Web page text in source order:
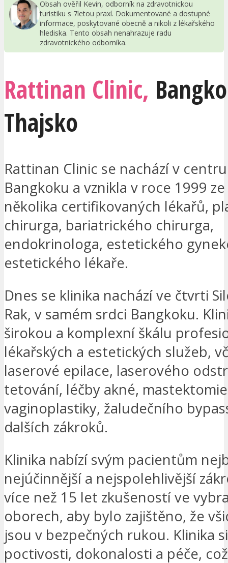
Obsah ověřil Kevin, odborník na zdravotnickou
turistiku s 7letou praxí. Dokumentované a dostupné
informace, poskytované obecně a nikoli z lékařského
hlediska. Tento obsah nenahrazuje radu
zdravotnického odborníka.
Rattinan Clinic,
Thajsko
Rattinan Clinic se nachází v
Bangkoku a vznikla v roce 1999
několika certifikovaných lékařů,
chirurga, bariatrického chirurga,
endokrinologa, estetického
estetického lékaře.
Dnes se klinika nachází ve čtvrti
Rak, v samém srdci Bangkoku.
širokou a komplexní škálu
lékařských a estetických služeb,
laserové epilace, laserového
tetování, léčby akné,
vaginoplastiky, žaludečního
dalších zákroků.
Klinika nabízí svým pacientům
nejúčinnější a nejspolehlivější
více než 15 let zkušeností ve
oborech, aby bylo zajištěno, že
jsou v bezpečných rukou. Klinika
poctivosti, dokonalosti a péče,